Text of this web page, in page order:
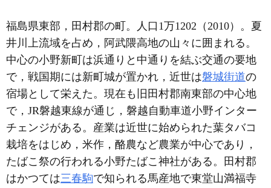
福島県東部，田村郡の町。人口1万1202（2010）。夏
井川上流域を占め，阿武隈高地の山々に囲まれる。
中心の小野新町は浜通りと中通りを結ぶ交通の要地
で，戦国期には新町城が置かれ，近世は磐城街道の
宿場として栄えた。現在も旧田村郡南東部の中心地
で，JR磐越東線が通じ，磐越自動車道小野インター
チェンジがある。産業は近世に始められた葉タバコ
栽培をはじめ，米作，酪農など農業が中心であり，
たばこ祭の行われる小野たばこ神社がある。田村郡
はかつては三春駒で知られる馬産地で東堂山満福寺